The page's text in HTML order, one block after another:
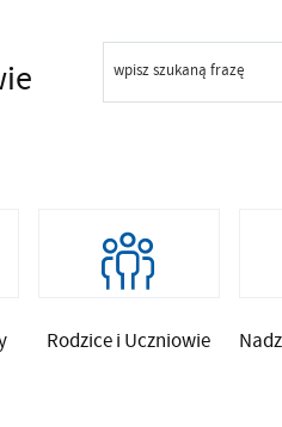
wpisz szukaną frazę
Rodzice i Uczniowie